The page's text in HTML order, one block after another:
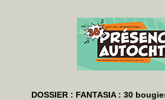
DOSSIER : FANTASIA : 30